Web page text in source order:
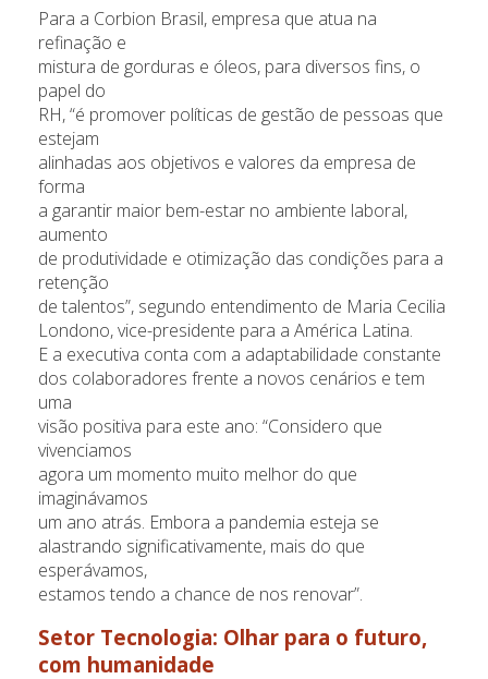
Para a Corbion Brasil, empresa que atua na
refinação e
mistura de gorduras e óleos, para diversos fins, o
papel do
RH, “é promover políticas de gestão de pessoas que
estejam
alinhadas aos objetivos e valores da empresa de
forma
a garantir maior bem-estar no ambiente laboral,
aumento
de produtividade e otimização das condições para a
retenção
de talentos”, segundo entendimento de Maria Cecilia
Londono, vice-presidente para a América Latina.
E a executiva conta com a adaptabilidade constante
dos colaboradores frente a novos cenários e tem
uma
visão positiva para este ano: “Considero que
vivenciamos
agora um momento muito melhor do que
imaginávamos
um ano atrás. Embora a pandemia esteja se
alastrando significativamente, mais do que
esperávamos,
estamos tendo a chance de nos renovar”.
Setor Tecnologia: Olhar para o futuro,
com humanidade